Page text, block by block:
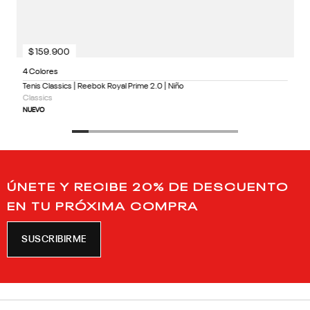
4 Colores
Tenis Classics | Reebok Royal Prime 2.0 | Niño
Classics
NUEVO
$ 159.900
ÚNETE Y RECIBE 20% DE DESCUENTO
EN TU PRÓXIMA COMPRA
SUSCRIBIRME